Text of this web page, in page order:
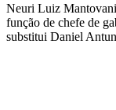
Neuri Luiz Mantovani
função de chefe de
substitui Daniel